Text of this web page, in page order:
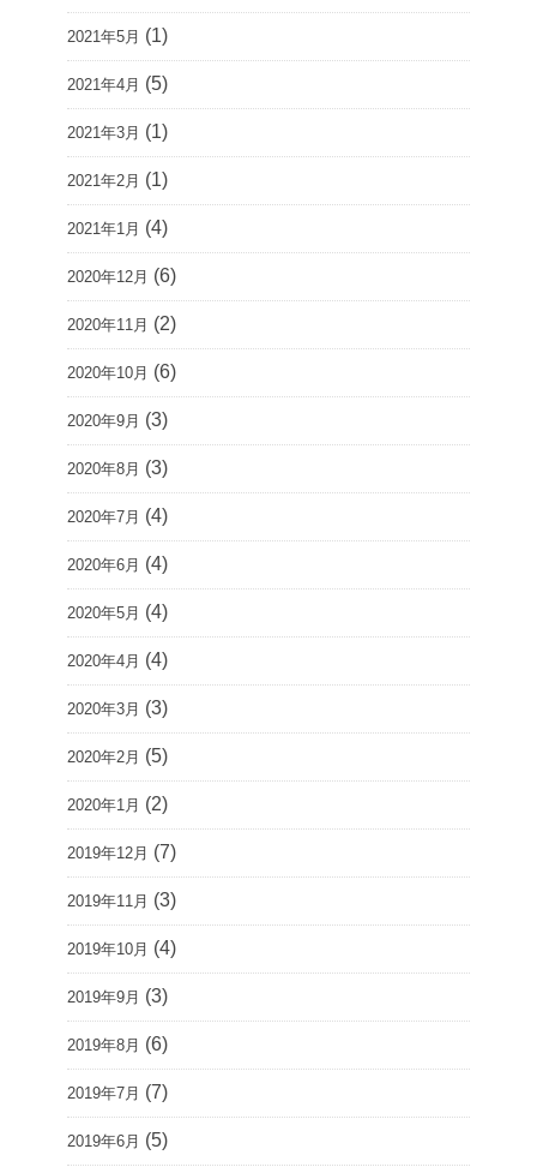
2021年5月 (1)
2021年4月 (5)
2021年3月 (1)
2021年2月 (1)
2021年1月 (4)
2020年12月 (6)
2020年11月 (2)
2020年10月 (6)
2020年9月 (3)
2020年8月 (3)
2020年7月 (4)
2020年6月 (4)
2020年5月 (4)
2020年4月 (4)
2020年3月 (3)
2020年2月 (5)
2020年1月 (2)
2019年12月 (7)
2019年11月 (3)
2019年10月 (4)
2019年9月 (3)
2019年8月 (6)
2019年7月 (7)
2019年6月 (5)